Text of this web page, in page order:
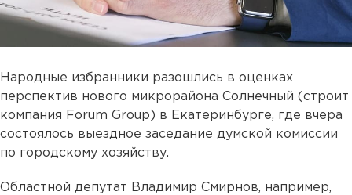
Народные избранники разошлись в оценках
перспектив нового микрорайона Солнечный (строит
компания Forum Group) в Екатеринбурге, где вчера
состоялось выездное заседание думской комиссии
по городскому хозяйству.
Областной депутат Владимир Смирнов, например,